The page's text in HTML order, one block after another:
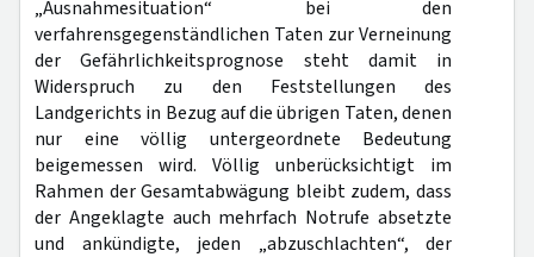
„Ausnahmesituation“ bei den
verfahrensgegenständlichen Taten zur Verneinung
der Gefährlichkeitsprognose steht damit in
Widerspruch zu den Feststellungen des
Landgerichts in Bezug auf die übrigen Taten, denen
nur eine völlig untergeordnete Bedeutung
beigemessen wird. Völlig unberücksichtigt im
Rahmen der Gesamtabwägung bleibt zudem, dass
der Angeklagte auch mehrfach Notrufe absetzte
und ankündigte, jeden „abzuschlachten“, der